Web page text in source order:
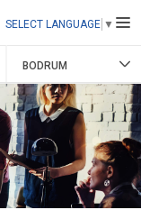
BODRUM
SELECT LANGUAGE ▼